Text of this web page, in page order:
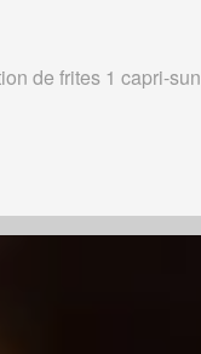
de frites 1 capri-sun